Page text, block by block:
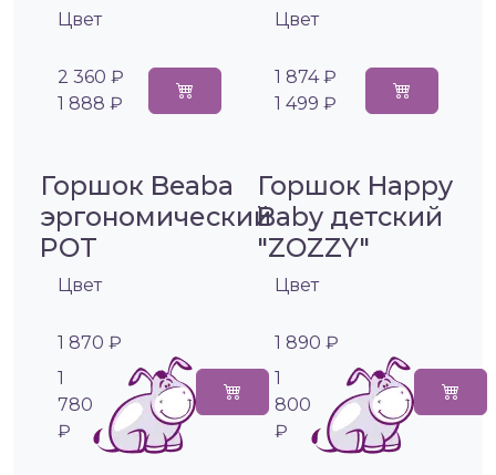
Цвет
2 360 ₽
1 888 ₽
Цвет
1 874 ₽
1 499 ₽
Горшок Beaba
эргономический
POT
Цвет
1 870 ₽
1
780
₽
Горшок Happy
Baby детский
"ZOZZY"
Цвет
1 890 ₽
1
800
₽